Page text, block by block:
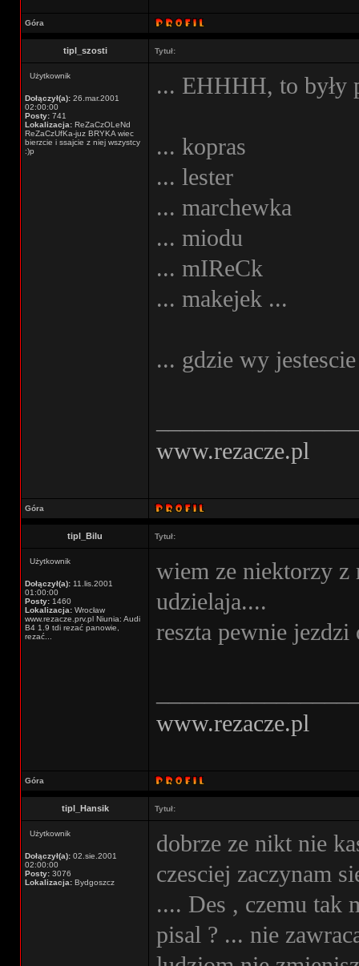
Góra
tipl_szosti Tytuł:
Użytkownik
Dołączył(a): 26.mar.2001
02:00:00
Posty: 741
Lokalizacja: ReZaCzOLeNd
ReZaCzUfKa-juz BRYKA wiec
bierzcie i ssajcie z niej wszystcy
:)p
... EHHHH, to były
... kopras
... lester
... marchewka
... miodu
... mIReCk
... makejek ...
... gdzie wy
www.rezacze.pl
Góra
tipl_Bilu Tytuł:
Użytkownik
Dołączył(a): 11.lis.2001
01:00:00
Posty: 1460
Lokalizacja: Wrocław
www.rezacze.prv.pl Niunia: Audi
B4 1.9 tdi rezać panowie,
rezać...
wiem ze niektorzy z
udzielaja....
reszta pewnie
www.rezacze.pl
Góra
tipl_Hansik Tytuł:
Użytkownik
Dołączył(a): 02.sie.2001
02:00:00
Posty: 3076
Lokalizacja: Bydgoszcz
dobrze ze nikt nie
czesciej zaczynam
.... Des , czemu tak
pisal ? ... nie